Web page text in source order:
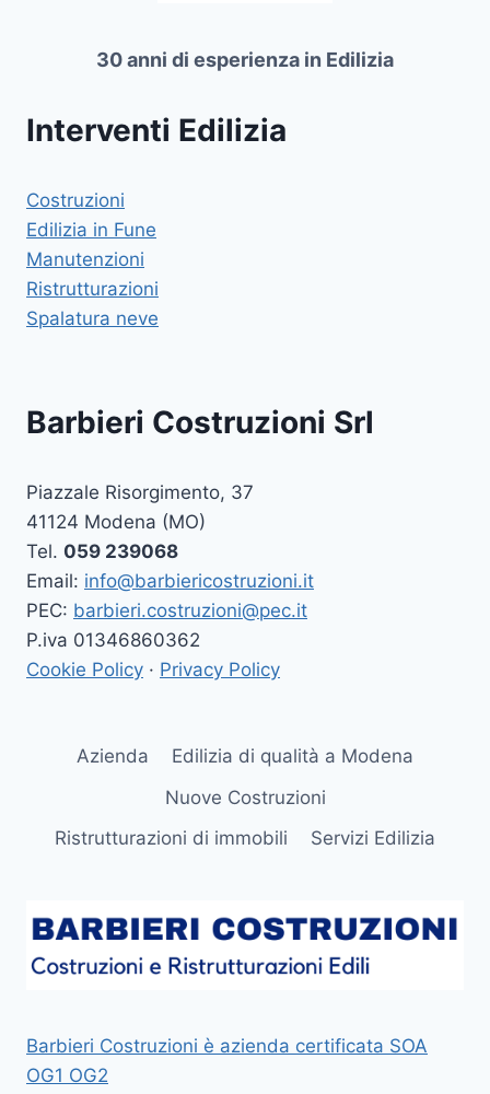
30 anni di esperienza in Edilizia
Interventi Edilizia
Costruzioni
Edilizia in Fune
Manutenzioni
Ristrutturazioni
Spalatura neve
Barbieri Costruzioni Srl
Piazzale Risorgimento, 37
41124 Modena (MO)
Tel. 059 239068
Email: info@barbiericostruzioni.it
PEC: barbieri.costruzioni@pec.it
P.iva 01346860362
Cookie Policy · Privacy Policy
Azienda
Edilizia di qualità a Modena
Nuove Costruzioni
Ristrutturazioni di immobili
Servizi Edilizia
Barbieri Costruzioni è azienda certificata SOA
OG1 OG2